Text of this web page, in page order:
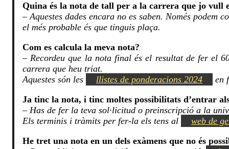
Quina és la nota de tall per a la carrera que jo vull
–Aquestes dades encara no es saben. Només
el més probable és que tinguis plaça.
Com es calcula la meva nota?
–Recordeu que la nota final és el resultat de fer el
carrera que heu triat.
Aquestes són les
llistes de ponderacions 2024
en
Ja tinc la nota, i tinc moltes possibilitats d’entrar
– Has de fer la teva sol·licitud o preinscripció a la
Els terminis i tràmits per fer-la els tens al
web de
He tret una nota en un dels exàmens que no és